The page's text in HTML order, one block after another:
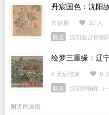
丹宸国色：沈阳
常设展 37 人
展览
沈阳故宫博物
绘梦三重缘：辽
9 天后结束 8 人
展览
沈阳博物馆（
附近的展馆